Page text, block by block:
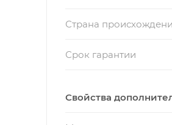
Страна
Срок гарантии
Свойства